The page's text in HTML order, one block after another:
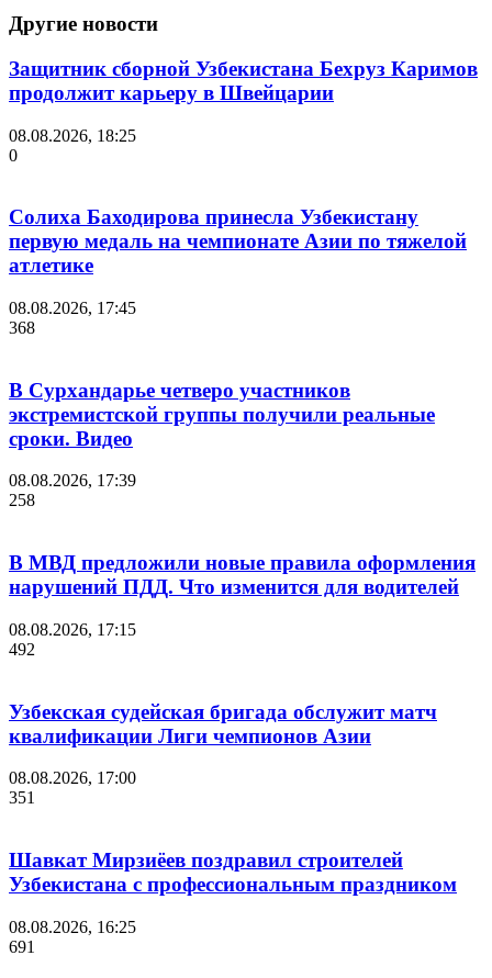
Другие новости
Защитник сборной Узбекистана Бехруз Каримов
продолжит карьеру в Швейцарии
08.08.2026, 18:25
0
Солиха Баходирова принесла Узбекистану
первую медаль на чемпионате Азии по тяжелой
атлетике
08.08.2026, 17:45
368
В Сурхандарье четверо участников
экстремистской группы получили реальные
сроки. Видео
08.08.2026, 17:39
258
В МВД предложили новые правила оформления
нарушений ПДД. Что изменится для водителей
08.08.2026, 17:15
492
Узбекская судейская бригада обслужит матч
квалификации Лиги чемпионов Азии
08.08.2026, 17:00
351
Шавкат Мирзиёев поздравил строителей
Узбекистана с профессиональным праздником
08.08.2026, 16:25
691